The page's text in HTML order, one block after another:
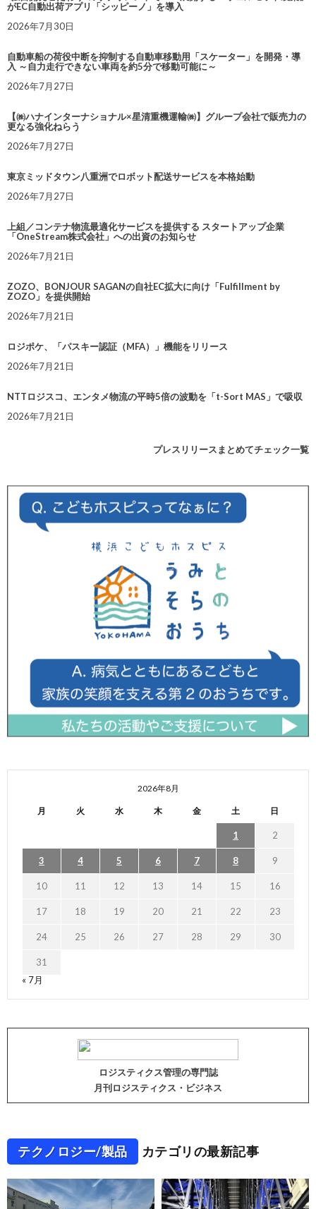
がEC自動出荷アプリ「シッピーノ」を導入
2026年7月30日
自動車船の荷役中断を抑制する自動車移動用「スケーター」を開発・導
入 ～自力走行できない車両を約5分で移動可能に～
2026年7月27日
【㈱ハナインターナショナル×星清重機運輸㈱】グループ会社で販売力の
更なる強化ねらう
2026年7月27日
東京ミッドタウン八重洲でロボット配送サービスを本格始動
2026年7月27日
上組／コンテナ物流最適化サービスを提供する スタートアップ企業
「OneStream株式会社」への出資のお知らせ
2026年7月21日
ZOZO、BONJOUR SAGANの自社EC拡大に向け「Fulfillment by
ZOZO」を提供開始
2026年7月21日
ロジポケ、「パスキー認証（MFA）」機能をリリース
2026年7月21日
NTTロジスコ、エンタメ物流の平時5倍の波動を「t-Sort MAS」で吸収
2026年7月21日
プレスリリースまとめてチェック一覧
2026年8月
月 火 水 木 金 土 日
1 2
3 4 5 6 7 8 9
10 11 12 13 14 15 16
17 18 19 20 21 22 23
24 25 26 27 28 29 30
31
« 7月
ロジスティクス管理の専門誌
月刊ロジスティクス・ビジネス
テクノロジー/製品 カテゴリの最新記事